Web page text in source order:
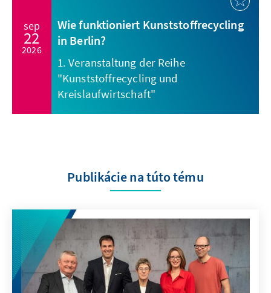
sep
22
2026
Wie funktioniert Kunststoffrecycling
in Berlin?
1. Veranstaltung der Reihe
"Kunststoffrecycling und
Kreislaufwirtschaft"
Publikácie na túto tému